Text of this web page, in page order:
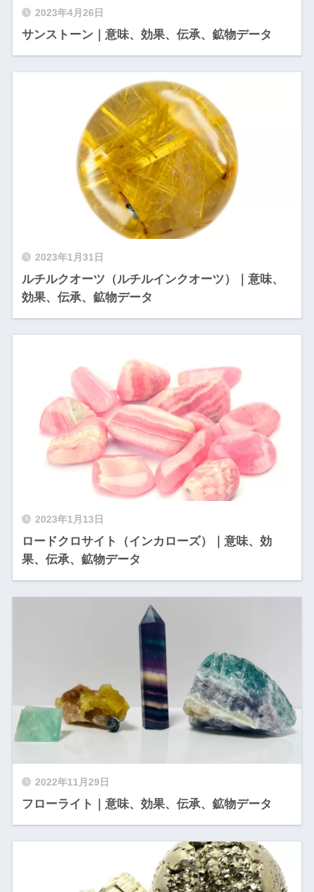
2023年4月26日
サンストーン｜意味、効果、伝承、鉱物データ
2023年1月31日
ルチルクオーツ（ルチルインクオーツ）｜意味、
効果、伝承、鉱物データ
2023年1月13日
ロードクロサイト（インカローズ）｜意味、効
果、伝承、鉱物データ
2022年11月29日
フローライト｜意味、効果、伝承、鉱物データ